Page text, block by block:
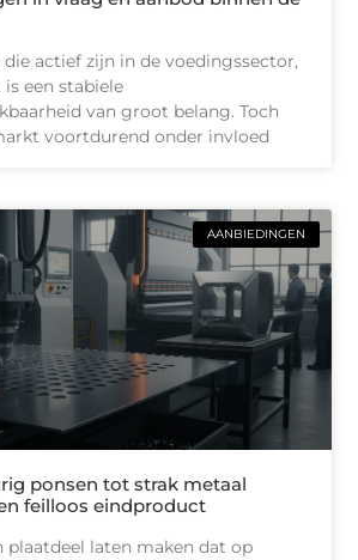
actief zijn in de voedingssector,
een stabiele
van groot belang. Toch
voortdurend onder invloed
AANBIEDINGEN
ponsen tot strak metaal
feilloos eindproduct
plaatdeel laten maken dat op